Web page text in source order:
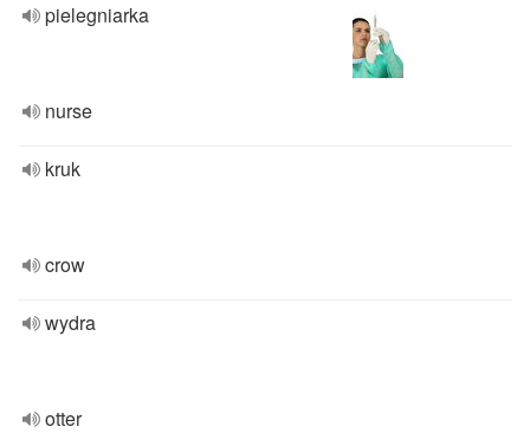
pielegniarka
nurse
kruk
crow
wydra
otter